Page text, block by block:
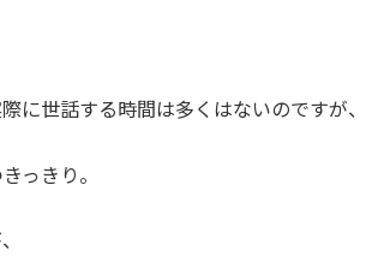
に世話する時間は多くはないのですが、
っきり。